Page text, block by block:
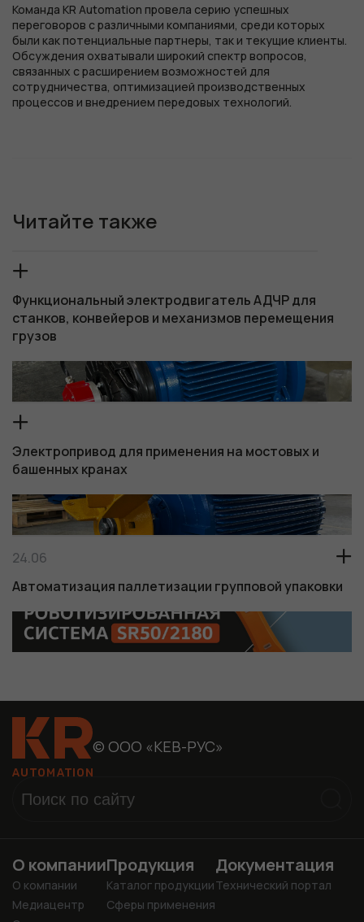
Команда KR Automation провела серию успешных
переговоров с различными компаниями, среди которых
были как потенциальные партнеры, так и текущие клиенты.
Обсуждения охватывали широкий спектр вопросов,
связанных с расширением возможностей для
сотрудничества, оптимизацией производственных
процессов и внедрением передовых технологий.
Читайте также
Функциональный электродвигатель АДЧР для
станков, конвейеров и механизмов перемещения
грузов
Электропривод для применения на мостовых и
башенных кранах
24.06
Автоматизация паллетизации групповой упаковки
© ООО «КЕВ-РУС»
О компании
О компании
Медиацентр
Продукция
Каталог продукции
Сферы применения
Документация
Технический портал
Обязательные
Для